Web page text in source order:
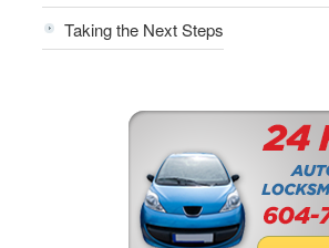
Taking the Next Steps